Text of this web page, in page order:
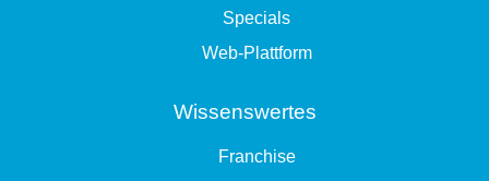
Specials
Web-Plattform
Wissenswertes
Franchise